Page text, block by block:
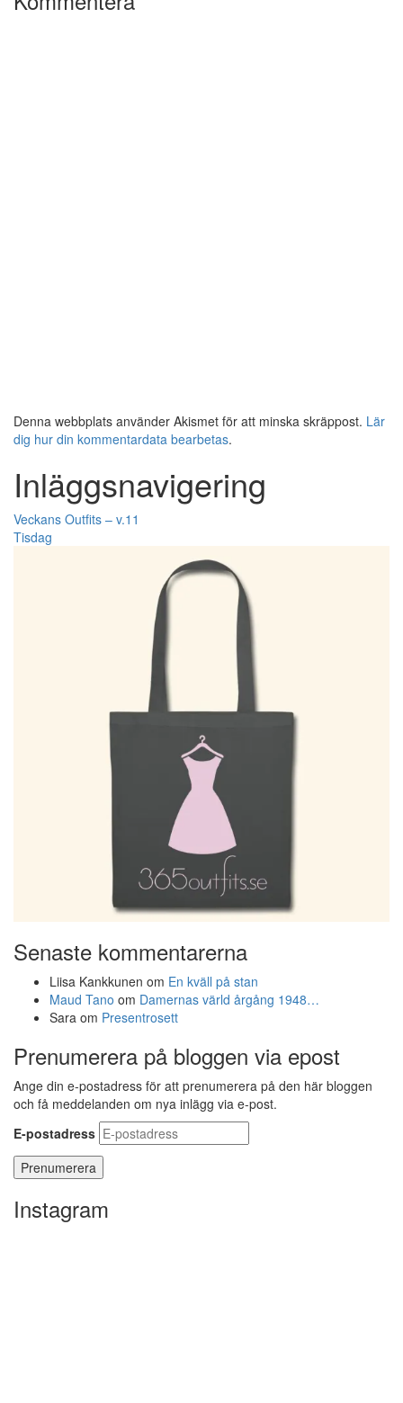
Denna webbplats använder Akismet för att minska skräppost. Lär
dig hur din kommentardata bearbetas.
Inläggsnavigering
Veckans Outfits – v.11
Tisdag
Senaste kommentarerna
Liisa Kankkunen om En kväll på stan
Maud Tano om Damernas värld årgång 1948…
Sara om Presentrosett
Prenumerera på bloggen via epost
Ange din e-postadress för att prenumerera på den här bloggen
och få meddelanden om nya inlägg via e-post.
E-postadress
Instagram